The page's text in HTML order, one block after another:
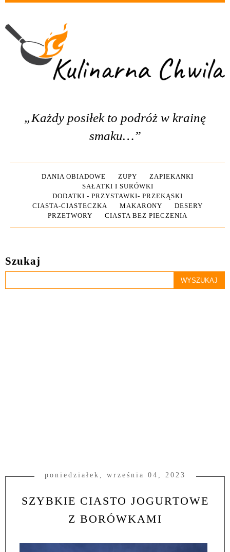
„Każdy posiłek to podróż w krainę
smaku…”
DANIA OBIADOWE ZUPY
ZAPIEKANKI
SAŁATKI I SURÓWKI
DODATKI - PRZYSTAWKI- PRZEKĄSKI
CIASTA-CIASTECZKA
MAKARONY
DESERY
PRZETWORY
CIASTA BEZ PIECZENIA
Szukaj
poniedziałek, września 04, 2023
SZYBKIE CIASTO JOGURTOWE
Z BORÓWKAMI